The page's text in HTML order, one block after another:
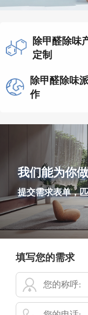
除甲醛除味
定制
除甲醛除味
作
我们能为你
提交需求表单，
填写您的需求